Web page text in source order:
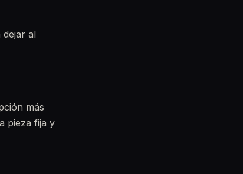
al
más
pieza fija y